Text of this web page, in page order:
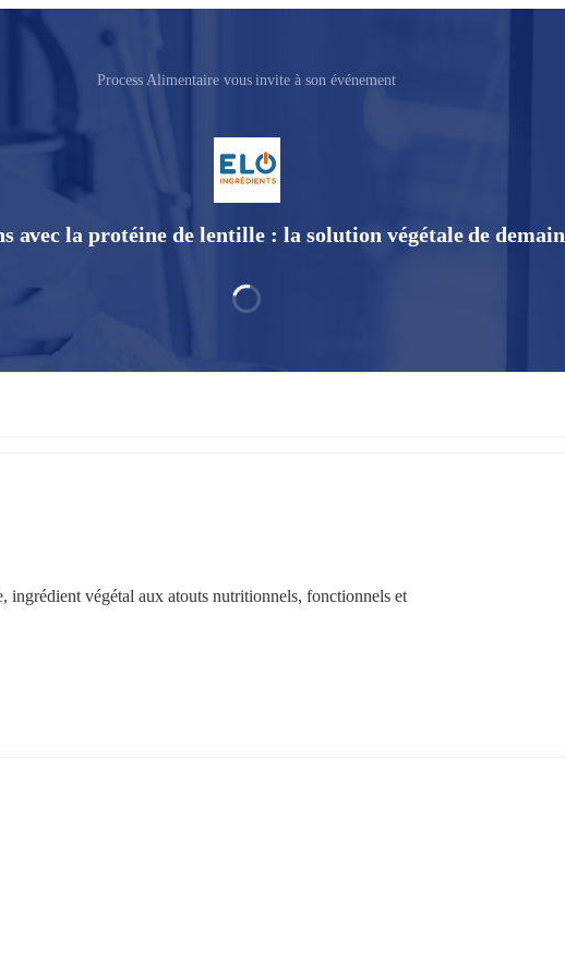
Process Alimentaire vous invite à son événement
avec la protéine de lentille : la solution végétale de demain
végétal aux atouts nutritionnels, fonctionnels et